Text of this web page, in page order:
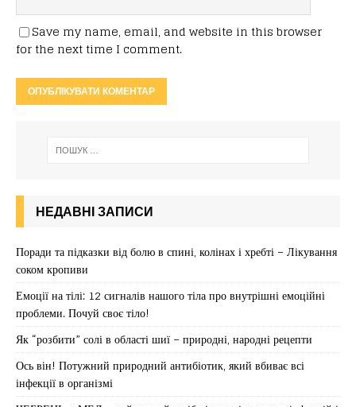
Save my name, email, and website in this browser
for the next time I comment.
НЕДАВНІ ЗАПИСИ
Поради та підказки від болю в спині, колінах і хребті – Лікування
соком кропиви
Емоції на тілі: 12 сигналів нашого тіла про внутрішні емоційні
проблеми. Почуй своє тіло!
Як “розбити” солі в області шиї – природні, народні рецепти
Ось він! Потужний природний антибіотик, який вбиває всі
інфекції в організмі